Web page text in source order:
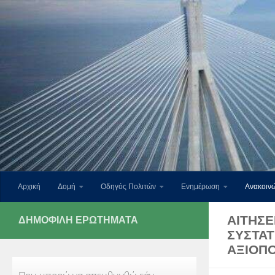
Αρχική Δομή Οδηγός Πολιτών Ενημέρωση
ΔΗΜΟΦΙΛΉ ΕΡΩΤΉΜΑΤΑ